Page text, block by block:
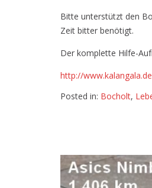
Bitte unterstützt den
Zeit bitter benötigt.
Der komplette Hilfe-
http://
Posted in: Bocholt,